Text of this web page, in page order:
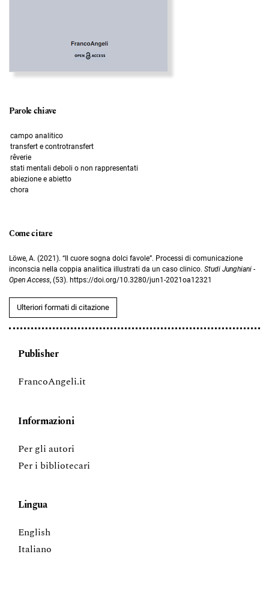
Parole chiave
campo analitico
transfert e controtransfert
rêverie
stati mentali deboli o non rappresentati
abiezione e abietto
chora
Come citare
Löwe, A. (2021). “Il cuore sogna dolci favole”. Processi di comunicazione
inconscia nella coppia analitica illustrati da un caso clinico. Studi Junghiani -
Open Access, (53). https://doi.org/10.3280/jun1-2021oa12321
Ulteriori formati di citazione
Publisher
FrancoAngeli.it
Informazioni
Per gli autori
Per i bibliotecari
Lingua
English
Italiano